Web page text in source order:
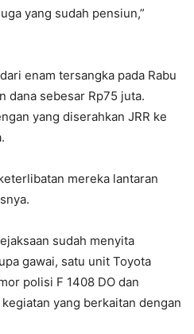
yang sudah pensiun,”
enam tersangka pada Rabu
dana sebesar Rp75 juta.
yang diserahkan JRR ke
mereka lantaran
sudah menyita
gawai, satu unit Toyota
polisi F 1408 DO dan
yang berkaitan dengan